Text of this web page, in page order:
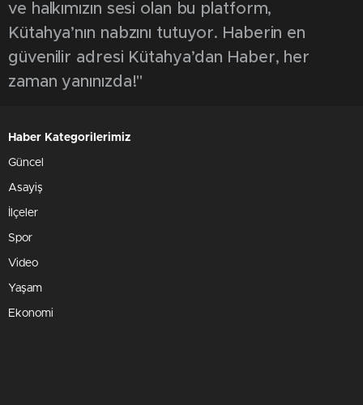
ve halkımızın sesi olan bu platform,
Kütahya’nın nabzını tutuyor. Haberin en
güvenilir adresi Kütahya’dan Haber, her
zaman yanınızda!"
Haber Kategorilerimiz
Güncel
Asayiş
İlçeler
Spor
Video
Yaşam
Ekonomi